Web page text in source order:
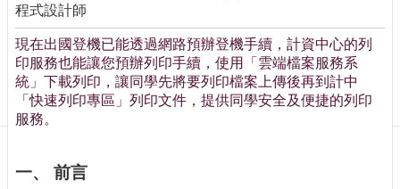
計
中
首
頁
聯
絡
資
訂
程式設計師
現在出國登機已能透過網路預辦登機手續，計資中心的列
印服務也能讓您預辦列印手續，使用「雲端檔案服務系
統」下載列印，讓同學先將要列印檔案上傳後再到計中
「快速列印專區」列印文件，提供同學安全及便捷的列印
服務。
一、 前言